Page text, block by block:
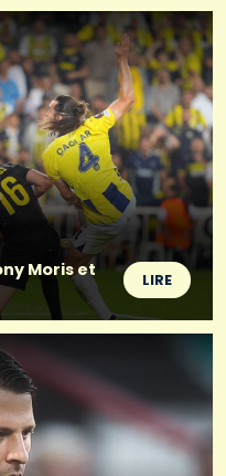
Moris et
LIRE